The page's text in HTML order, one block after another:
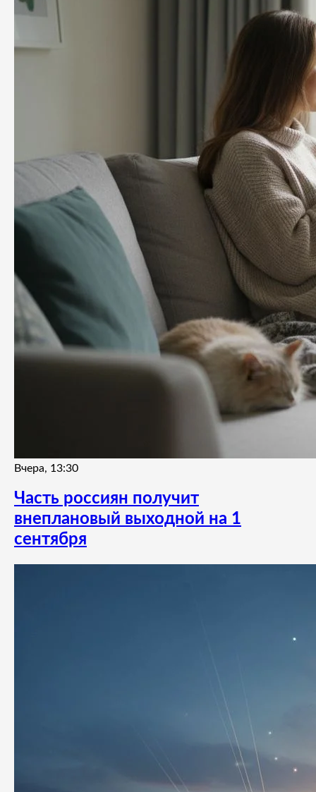
Вчера, 13:30
Часть россиян получит
внеплановый выходной на 1
сентября